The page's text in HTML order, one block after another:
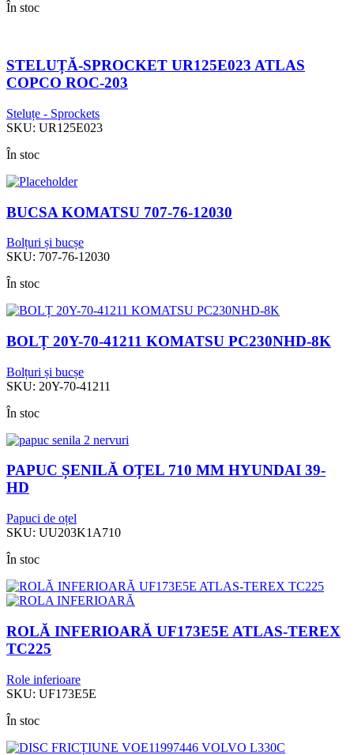
În stoc
STELUȚĂ-SPROCKET UR125E023 ATLAS
COPCO ROC-203
Steluțe - Sprockets
SKU: UR125E023
În stoc
BUCSA KOMATSU 707-76-12030
Bolțuri și bucșe
SKU: 707-76-12030
În stoc
BOLȚ 20Y-70-41211 KOMATSU PC230NHD-8K
Bolțuri și bucșe
SKU: 20Y-70-41211
În stoc
PAPUC ȘENILĂ OȚEL 710 MM HYUNDAI 39-
HD
Papuci de oțel
SKU: UU203K1A710
În stoc
ROLĂ INFERIOARĂ UF173E5E ATLAS-TEREX
TC225
Role inferioare
SKU: UF173E5E
În stoc